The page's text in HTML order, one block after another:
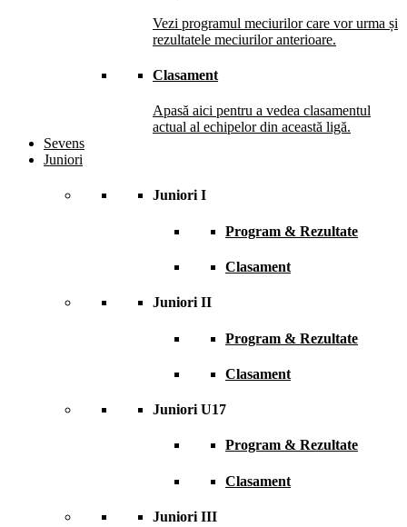
Vezi programul meciurilor care vor urma și
rezultatele meciurilor anterioare.
Clasament
Apasă aici pentru a vedea clasamentul
actual al echipelor din această ligă.
Sevens
Juniori
Juniori I
Program & Rezultate
Clasament
Juniori II
Program & Rezultate
Clasament
Juniori U17
Program & Rezultate
Clasament
Juniori III